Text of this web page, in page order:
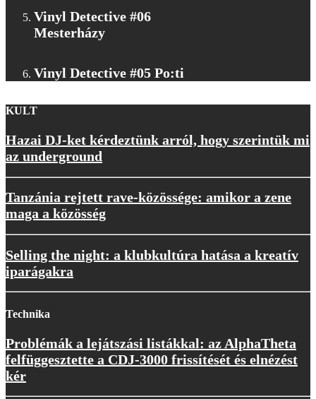
Vinyl Detective #06
Mesterházy
Vinyl Detective #05 Po:ti
KULT
Hazai DJ-ket kérdeztünk arról, hogy szerintük mi
az underground
Tanzánia rejtett rave-közössége: amikor a zene
maga a közösség
Selling the night: a klubkultúra hatása a kreatív
iparágakra
Technika
Problémák a lejátszási listákkal: az AlphaTheta
felfüggesztette a CDJ-3000 frissítését és elnézést
kér